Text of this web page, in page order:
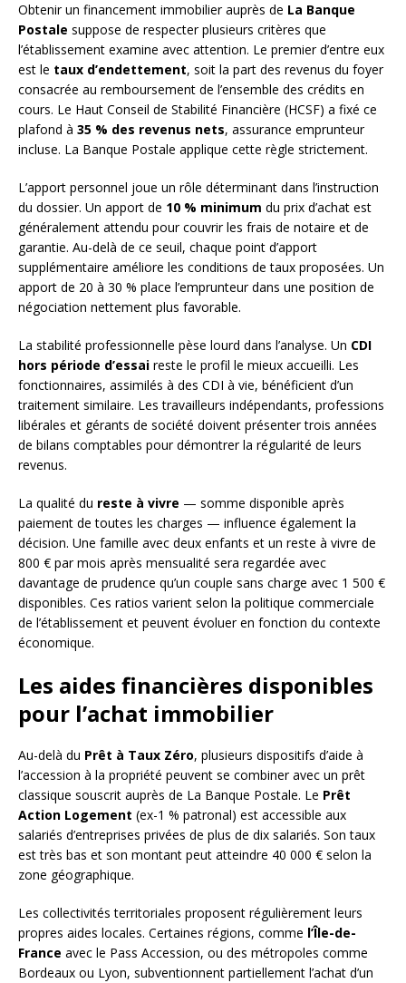
Obtenir un financement immobilier auprès de La Banque
Postale suppose de respecter plusieurs critères que
l’établissement examine avec attention. Le premier d’entre eux
est le taux d’endettement, soit la part des revenus du foyer
consacrée au remboursement de l’ensemble des crédits en
cours. Le Haut Conseil de Stabilité Financière (HCSF) a fixé ce
plafond à 35 % des revenus nets, assurance emprunteur
incluse. La Banque Postale applique cette règle strictement.
L’apport personnel joue un rôle déterminant dans l’instruction
du dossier. Un apport de 10 % minimum du prix d’achat est
généralement attendu pour couvrir les frais de notaire et de
garantie. Au-delà de ce seuil, chaque point d’apport
supplémentaire améliore les conditions de taux proposées. Un
apport de 20 à 30 % place l’emprunteur dans une position de
négociation nettement plus favorable.
La stabilité professionnelle pèse lourd dans l’analyse. Un CDI
hors période d’essai reste le profil le mieux accueilli. Les
fonctionnaires, assimilés à des CDI à vie, bénéficient d’un
traitement similaire. Les travailleurs indépendants, professions
libérales et gérants de société doivent présenter trois années
de bilans comptables pour démontrer la régularité de leurs
revenus.
La qualité du reste à vivre — somme disponible après
paiement de toutes les charges — influence également la
décision. Une famille avec deux enfants et un reste à vivre de
800 € par mois après mensualité sera regardée avec
davantage de prudence qu’un couple sans charge avec 1 500 €
disponibles. Ces ratios varient selon la politique commerciale
de l’établissement et peuvent évoluer en fonction du contexte
économique.
Les aides financières disponibles
pour l’achat immobilier
Au-delà du Prêt à Taux Zéro, plusieurs dispositifs d’aide à
l’accession à la propriété peuvent se combiner avec un prêt
classique souscrit auprès de La Banque Postale. Le Prêt
Action Logement (ex-1 % patronal) est accessible aux
salariés d’entreprises privées de plus de dix salariés. Son taux
est très bas et son montant peut atteindre 40 000 € selon la
zone géographique.
Les collectivités territoriales proposent régulièrement leurs
propres aides locales. Certaines régions, comme l’Île-de-
France avec le Pass Accession, ou des métropoles comme
Bordeaux ou Lyon, subventionnent partiellement l’achat d’un